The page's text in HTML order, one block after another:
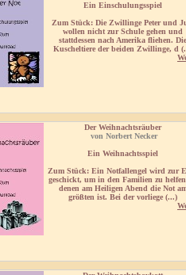
EinEinschulungsspiel
Zum Stück: Die Zwillinge Peter und
wollen nicht zur Schule gehen und
stattdessen nach Amerika fliehen.
Kuscheltiere der beiden Zwillinge, d
Der Weihnachtsräuber
von Norbert Necker
EinWeihnachtsspiel
Zum Stück: Ein Notfallengel wird zur
geschickt, um in den Familien zu
denen am Heiligen Abend die Not
größten ist. Bei der vorliege (...)